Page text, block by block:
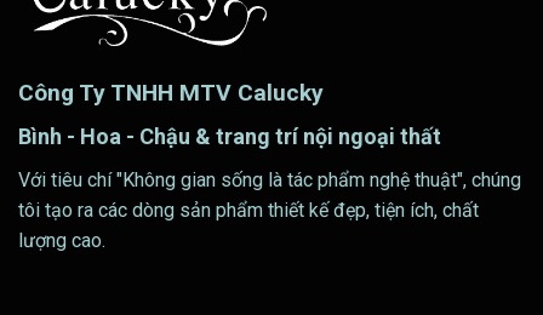
Công Ty TNHH MTV Calucky
Bình - Hoa - Chậu & trang trí nội ngoại thất
Với tiêu chí "Không gian sống là tác phẩm nghệ thuật", chúng
tôi tạo ra các dòng sản phẩm thiết kế đẹp, tiện ích, chất
lượng cao.